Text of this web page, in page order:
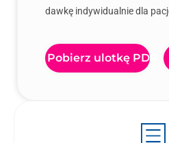
dawkę indywidualnie dla
Pobierz ulotkę PDF